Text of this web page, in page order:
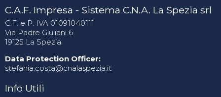
C.A.F. Impresa - Sistema C.N.A. La Spezia srl
C.F. e P. IVA 01091040111
Via Padre Giuliani 6
19125 La Spezia
Data Protection Officer:
stefania.costa@cnalaspezia.it
Info Utili